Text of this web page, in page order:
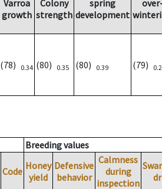
Varroa
growth
Colony
strength
spring
development
(78) 0.34 (80) 0.35 (80) 0.39 (79)
Breeding values
Code Honey
yield
Defensive
behavior
Calmness
during
inspection